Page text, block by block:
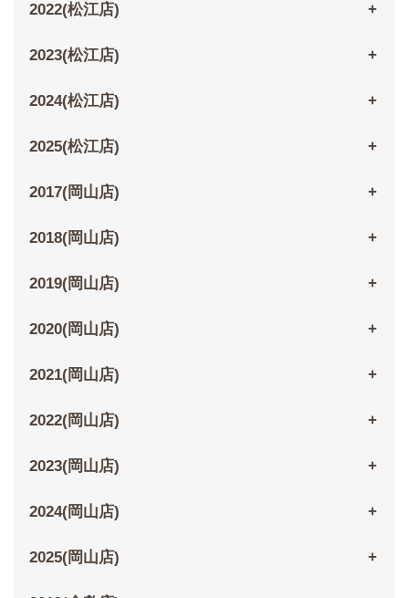
2022(松江店)
2023(松江店)
2024(松江店)
2025(松江店)
2017(岡山店)
2018(岡山店)
2019(岡山店)
2020(岡山店)
2021(岡山店)
2022(岡山店)
2023(岡山店)
2024(岡山店)
2025(岡山店)